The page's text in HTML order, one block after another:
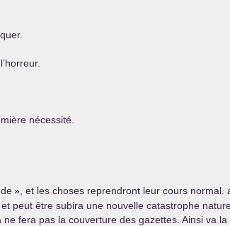
nécessité.
», et les choses reprendront leur cours normal.
peut être subira une nouvelle catastrophe
fera pas la couverture des gazettes. Ainsi va